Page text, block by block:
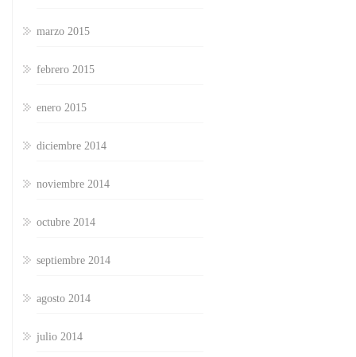
marzo 2015
febrero 2015
enero 2015
diciembre 2014
noviembre 2014
octubre 2014
septiembre 2014
agosto 2014
julio 2014